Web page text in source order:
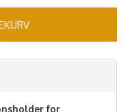
for